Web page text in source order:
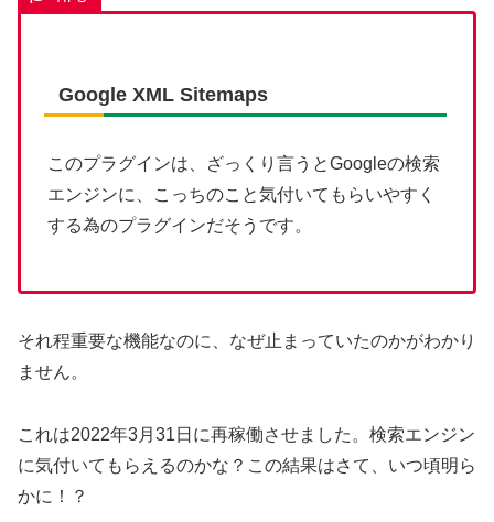
Google XML Sitemaps
このプラグインは、ざっくり言うとGoogleの検索
エンジンに、こっちのこと気付いてもらいやすく
する為のプラグインだそうです。
それ程重要な機能なのに、なぜ止まっていたのかがわかり
ません。
これは2022年3月31日に再稼働させました。検索エンジン
に気付いてもらえるのかな？この結果はさて、いつ頃明ら
かに！？